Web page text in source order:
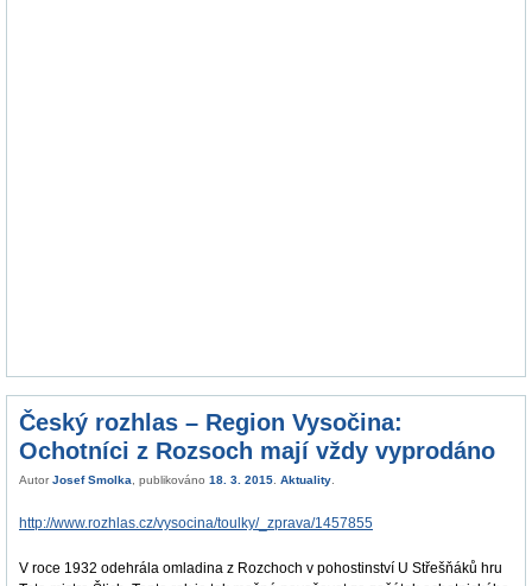
Český rozhlas – Region Vysočina:
Ochotníci z Rozsoch mají vždy vyprodáno
Autor Josef Smolka , publikováno 18. 3. 2015 Aktuality
http://www.rozhlas.cz/vysocina/toulky/_zprava/1457855
V roce 1932 odehrála omladina z Rozchoch v pohostinství U Střešňáků hru